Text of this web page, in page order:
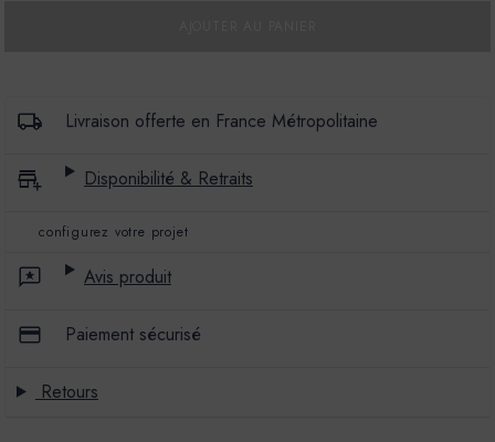
Livraison offerte en France Métropolitaine
Disponibilité & Retraits
configurez votre projet
Avis produit
Paiement sécurisé
Retours